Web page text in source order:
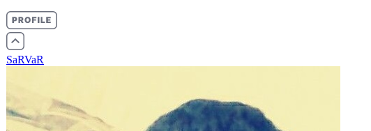
SaRVaR